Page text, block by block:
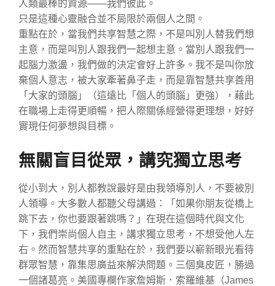
人類最棒的資源——我們彼此。
只是這種心靈融合並不局限於兩個人之間。
重點在於，當我們共享智慧之際，不是叫別人替我們想
主意，而是叫別人跟我們一起想主意。當別人跟我們一
起腦力激盪，我們做的決定會好上許多。我不是叫你放
棄個人意志，被大家牽著鼻子走，而是靠智慧共享善用
「大家的頭腦」（這遠比「個人的頭腦」更強），藉此
在職場上走得更順暢，把人際關係經營得更理想，好好
實現任何夢想與目標。
無關盲目從眾，講究獨立思考
從小到大，別人都教說最好是由我領導別人，不要被別
人領導。大多數人都聽父母講過：「如果你朋友從橋上
跳下去，你也要跟著跳嗎？」在現在這個時代與文化
下，我們崇尚個人自主，講求獨立思考，不想受他人左
右。然而智慧共享的重點在於，我們要以嶄新眼光看待
群眾智慧，靠集思廣益來解決問題。三個臭皮匠，勝過
一個諸葛亮。美國專欄作家詹姆斯．索羅維基（James